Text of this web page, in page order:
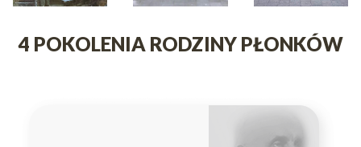
4 POKOLENIA RODZINY PŁONKÓW